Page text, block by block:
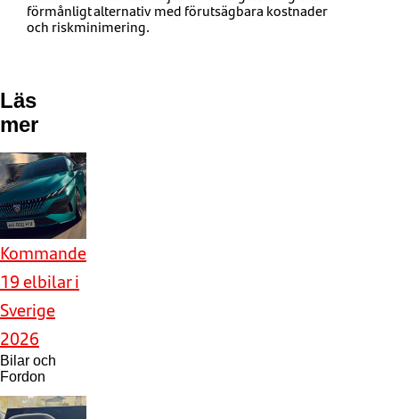
förmånligt alternativ med förutsägbara kostnader
och riskminimering.
Läs
mer
Kommande
19 elbilar i
Sverige
2026
Bilar och
Fordon